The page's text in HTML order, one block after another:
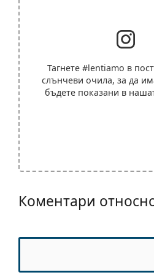
Тагнете #lentiamo в
слънчеви очила, за да
бъдете показани в
Коментари